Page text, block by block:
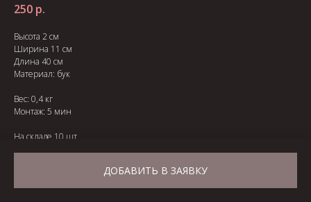
250 р.
ДОБАВИТЬ В ЗАЯВКУ
Высота 2 см
Ширина 11 см
Длина 40 см
Материал: бук
Вес: 0,4 кг
Монтаж: 5 мин
На складе 10 шт.